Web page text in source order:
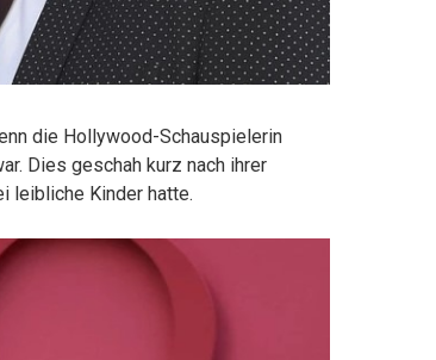
die Hollywood-Schauspielerin
Dies geschah kurz nach ihrer
leibliche Kinder hatte.